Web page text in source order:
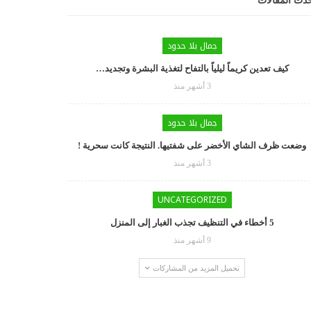
جمال بلا حدود
كيف تعدين كريماً ليلياً بالتفاح لتغذية البشرة وتجديد…
3 أشهر منذ
جمال بلا حدود
وضعت ظرف الشاي الأخضر على شفتيها. النتيجة كانت سحرية !
3 أشهر منذ
UNCATEGORIZED
5 أخطاء في التنظيف تجذب الغبار إلى المنزل
9 أشهر منذ
تحميل المزيد من المشاركات